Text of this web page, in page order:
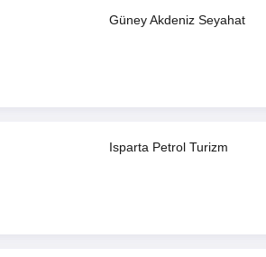
Güney Akdeniz Seyahat
Isparta Petrol Turizm